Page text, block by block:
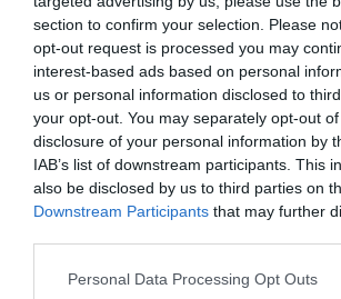
section to confirm your selection. Please
opt-out request is processed you may
interest-based ads based on personal
us or personal information disclosed to
your opt-out. You may separately opt-out
disclosure of your personal information by
IAB’s list of downstream participants. This
also be disclosed by us to third parties on
Downstream Participants that may further
Personal Data Processing Opt Outs
RECEPT